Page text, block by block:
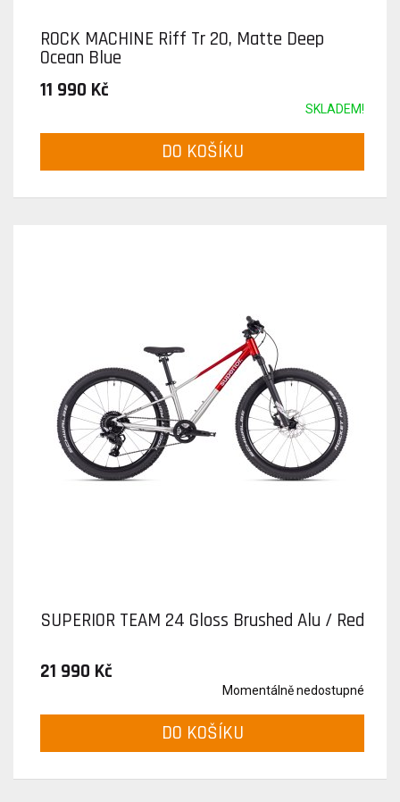
ROCK MACHINE Riff Tr 20, Matte Deep
Ocean Blue
11 990 Kč
SKLADEM!
DO KOŠÍKU
SUPERIOR TEAM 24 Gloss Brushed Alu / Red
21 990 Kč
Momentálně nedostupné
DO KOŠÍKU